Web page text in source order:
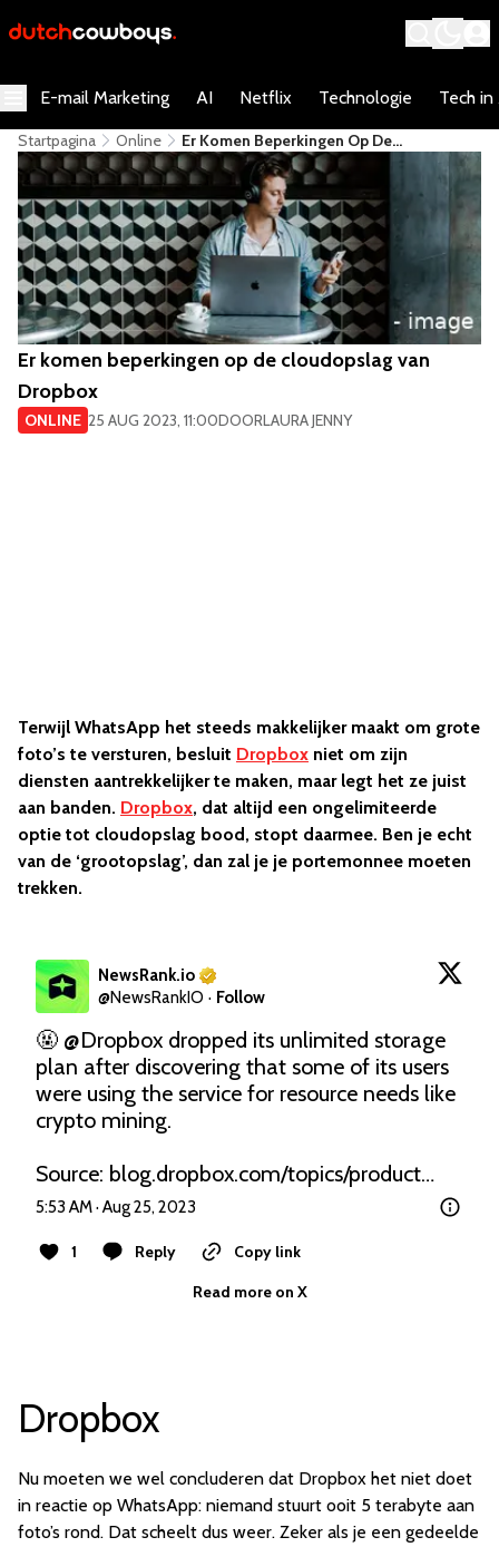
E-mail Marketing AI Netflix Technologie Tech in
Startpagina Online
Er Komen Beperkingen Op De
Cloudopslag Van Dropbox
Er komen beperkingen op de cloudopslag van
Dropbox
ONLINE 25 AUG 2023, 11:00DOORLAURA JENNY
Terwijl WhatsApp het steeds makkelijker maakt om grote
foto’s te versturen, besluit Dropbox niet om zijn
diensten aantrekkelijker te maken, maar legt het ze juist
aan banden. Dropbox, dat altijd een ongelimiteerde
optie tot cloudopslag bood, stopt daarmee. Ben je echt
van de ‘grootopslag’, dan zal je je portemonnee moeten
trekken.
NewsRank.io
@NewsRankIO · Follow
🤬 @Dropbox dropped its unlimited storage
plan after discovering that some of its users
were using the service for resource needs like
crypto mining.
Source: blog.dropbox.com/topics/product…
5:53 AM · Aug 25, 2023
1 Reply
Copy link
Read more on X
Dropbox
Nu moeten we wel concluderen dat Dropbox het niet doet
in reactie op WhatsApp: niemand stuurt ooit 5 terabyte aan
foto’s rond. Dat scheelt dus weer. Zeker als je een gedeelde